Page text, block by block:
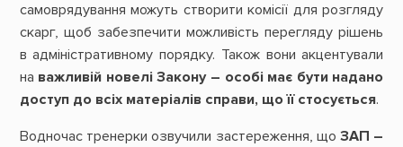
самоврядування можуть створити комісії для розгляду
скарг, щоб забезпечити можливість перегляду рішень
в адміністративному порядку. Також вони акцентували
на важливій новелі Закону – особі має бути надано
доступ до всіх матеріалів справи, що її стосується.
Водночас тренерки озвучили застереження, щоЗАП –